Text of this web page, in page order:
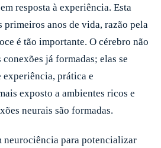
resposta à experiência. Esta
anos de vida, razão pela
é tão importante. O cérebro não
conexões já formadas; elas se
experiência, prática e
exposto a ambientes ricos e
neurais são formadas.
neurociência para potencializar